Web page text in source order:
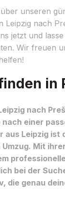
unseren
Leipzig nach
jetzt und
Wir freuen
in
nach
einer
aus Leipzig ist
Mit
bei der
die genau